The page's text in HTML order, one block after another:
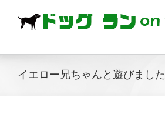
content
イエロー兄ちゃんと遊びました